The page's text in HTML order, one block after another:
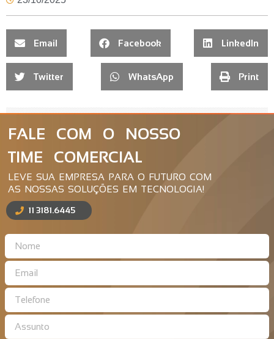
Email Facebook LinkedIn
Twitter WhatsApp Print
FALE COM O NOSSO
TIME COMERCIAL
LEVE SUA EMPRESA PARA O FUTURO COM
AS NOSSAS SOLUÇÕES EM TECNOLOGIA!
11 3181.6445